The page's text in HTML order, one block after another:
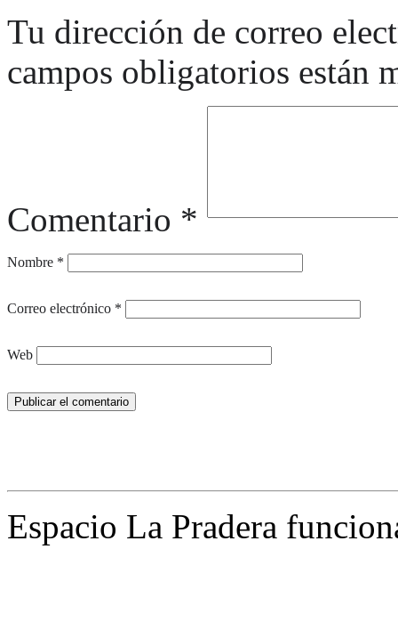
Tu dirección de correo
campos obligatorios están
Comentario *
Nombre *
Correo electrónico *
Web
Espacio La Pradera